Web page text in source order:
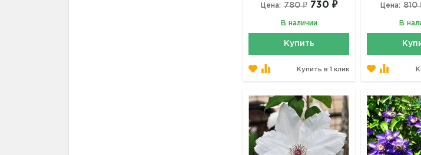
Цена: 780 ₽ 730 ₽
В наличии
Купить
Купить в 1 клик
Цена: 810
В